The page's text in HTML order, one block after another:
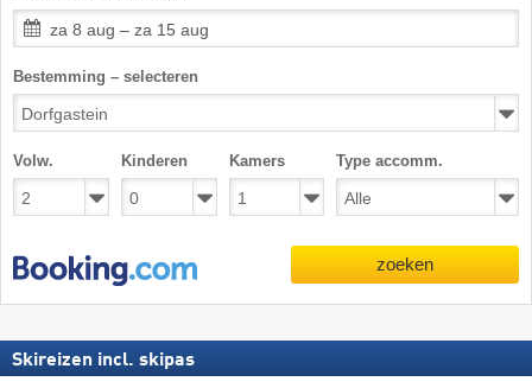
za 8 aug – za 15 aug
Bestemming – selecteren
Volw. Kinderen Kamers Type accomm.
zoeken
Skireizen incl. skipas